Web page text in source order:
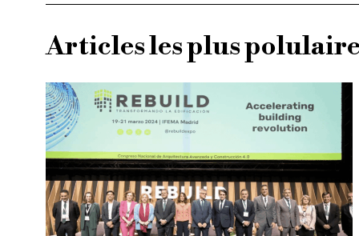
Articles les plus